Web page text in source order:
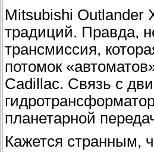
Mitsubishi Outlander
традиций. Правда,
трансмиссия,
потомок
Cadillac. Связь с
планетарной
Кажется странным,